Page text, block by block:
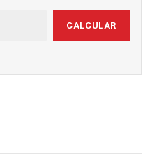
CALCULAR